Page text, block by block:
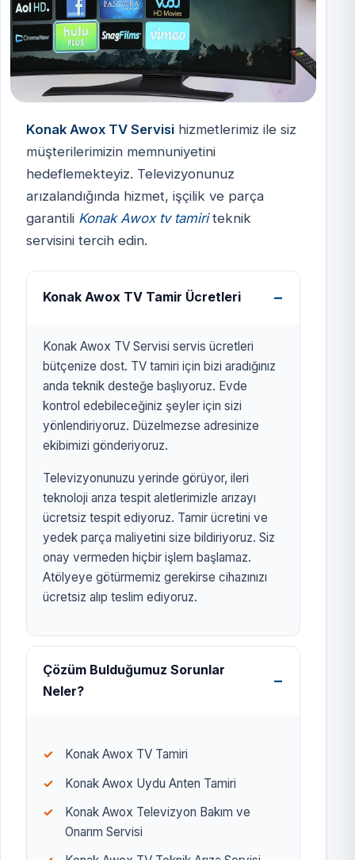
KONAK AWOX TV
SERVİSİ
izmirtelevizyon.com.tr
Konak Awox TV Servisi hizmetlerimiz ile siz
müşterilerimizin memnuniyetini
hedeflemekteyiz. Televizyonunuz
arızalandığında hizmet, işçilik ve parça
garantili Konak Awox tv tamiriteknik
servisini tercih edin.
Konak Awox TV Tamir Ücretleri
Konak Awox TV Servisi servis ücretleri
bütçenize dost. TV tamiri için bizi aradığınız
anda teknik desteğe başlıyoruz. Evde
kontrol edebileceğiniz şeyler için sizi
yönlendiriyoruz. Düzelmezse adresinize
ekibimizi gönderiyoruz.
Televizyonunuzu yerinde görüyor, ileri
teknoloji arıza tespit aletlerimizle arızayı
ücretsiz tespit ediyoruz. Tamir ücretini ve
yedek parça maliyetini size bildiriyoruz. Siz
onay vermeden hiçbir işlem başlamaz.
Atölyeye götürmemiz gerekirse cihazınızı
ücretsiz alıp teslim ediyoruz.
Çözüm Bulduğumuz Sorunlar
Neler?
Konak Awox TV Tamiri
Konak Awox Uydu Anten Tamiri
Konak Awox Televizyon Bakım ve
Onarım Servisi